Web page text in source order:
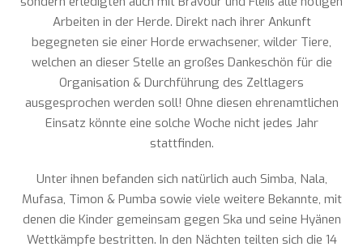
Arbeiten in der Herde. Direkt nach ihrer Ankunft
begegneten sie einer Horde erwachsener, wilder Tiere,
welchen an dieser Stelle an großes Dankeschön für die
Organisation & Durchführung des Zeltlagers
ausgesprochen werden soll! Ohne diesen ehrenamtlichen
Einsatz könnte eine solche Woche nicht jedes Jahr
stattfinden.
Unter ihnen befanden sich natürlich auch Simba, Nala,
Mufasa, Timon & Pumba sowie viele weitere Bekannte, mit
denen die Kinder gemeinsam gegen Ska und seine Hyänen
Wettkämpfe bestritten. In den Nächten teilten sich die 14